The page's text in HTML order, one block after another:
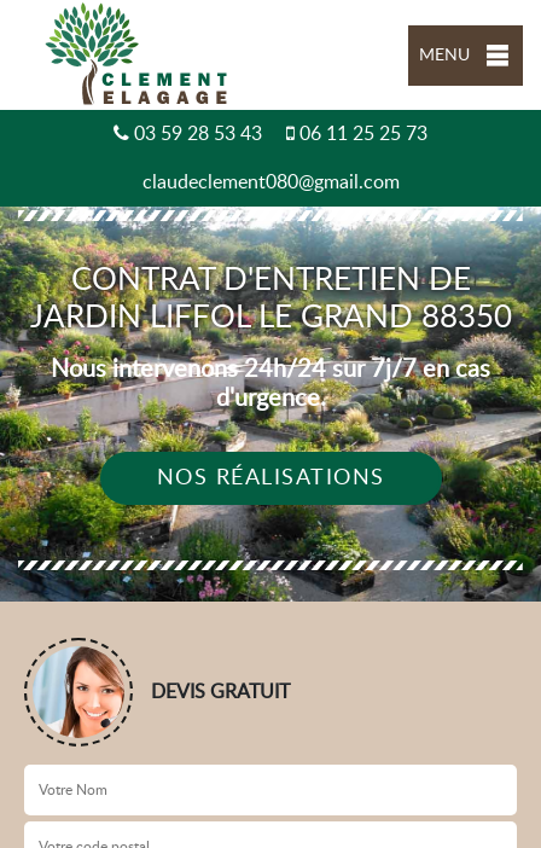
MENU
03 59 28 53 43 06 11 25 25 73
claudeclement080@gmail.com
CONTRAT D'ENTRETIEN DE
JARDIN LIFFOL LE GRAND 88350
Nous intervenons 24h/24 sur 7j/7 en cas
d'urgence.
NOS RÉALISATIONS
DEVIS GRATUIT